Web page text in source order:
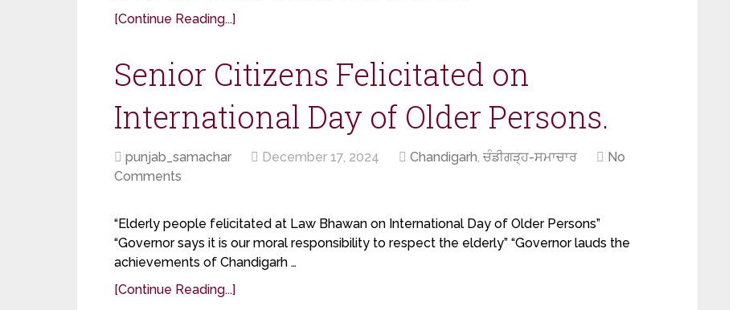
[Continue Reading...]
Senior Citizens Felicitated on
International Day of Older Persons.
punjab_samachar December 17, 2024 Chandigarh, ਚੰਡੀਗੜ੍ਹ-ਸਮਾਚਾਰ
No
Comments
“Elderly people felicitated at Law Bhawan on International Day of Older Persons”
“Governor says it is our moral responsibility to respect the elderly” “Governor lauds the
achievements of Chandigarh …
[Continue Reading...]